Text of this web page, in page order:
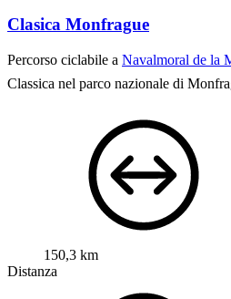
Clasica Monfrague
Percorso ciclabile a Navalmoral de la
Classica nel parco nazionale di
150,3 km
Distanza